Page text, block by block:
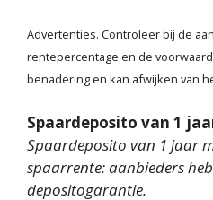
Advertenties. Controleer bij de
rentepercentage en de
benadering en kan afwijken van
Spaardeposito van 1
Spaardeposito van 1 jaar
spaarrente: aanbieders
depositogarantie.